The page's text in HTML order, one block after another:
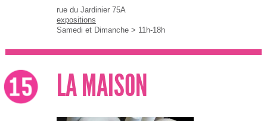
rue du Jardinier 75A
expositions
Samedi et Dimanche > 11h-18h
LA MAISON